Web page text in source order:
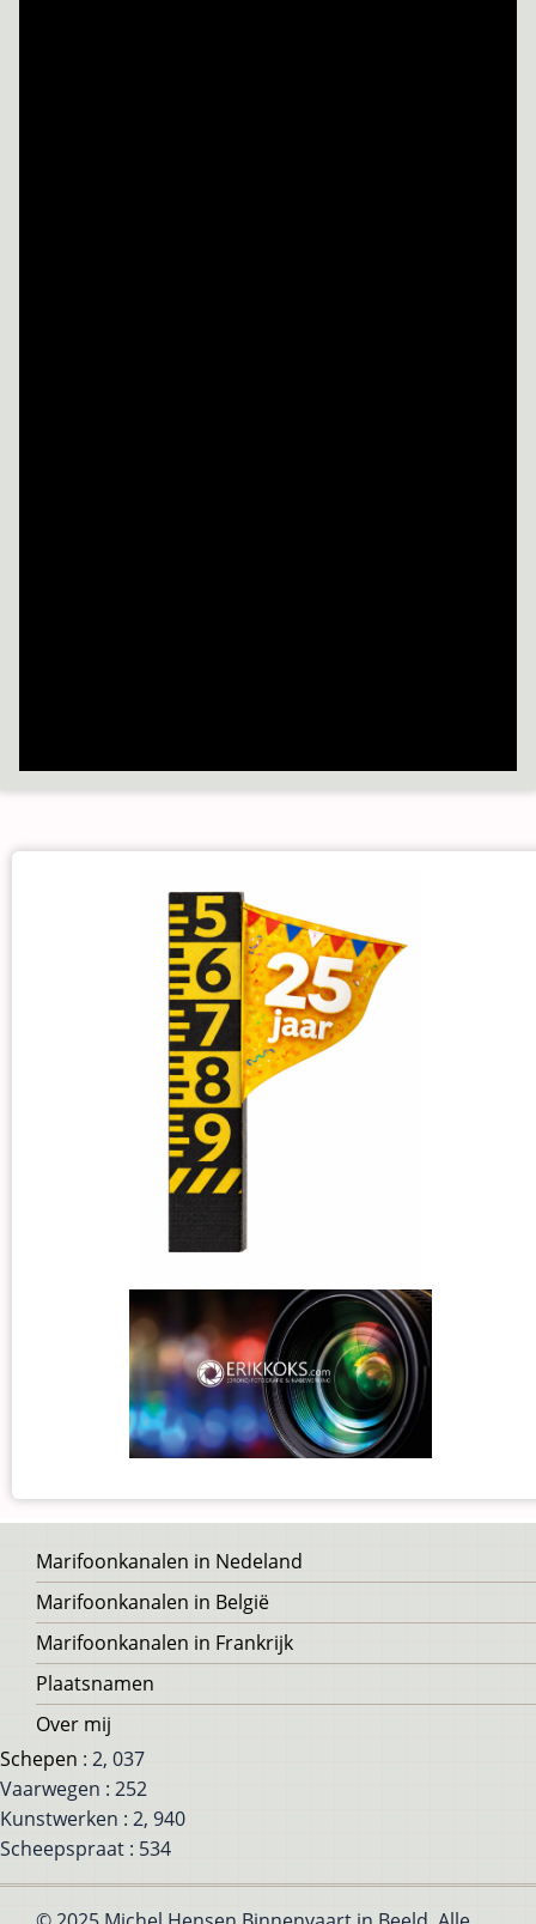
Voet
Marifoonkanalen in Nedeland
Marifoonkanalen in België
Marifoonkanalen in Frankrijk
Plaatsnamen
Over mij
Schepen : 2, 037
Vaarwegen : 252
Kunstwerken : 2, 940
Scheepspraat : 534